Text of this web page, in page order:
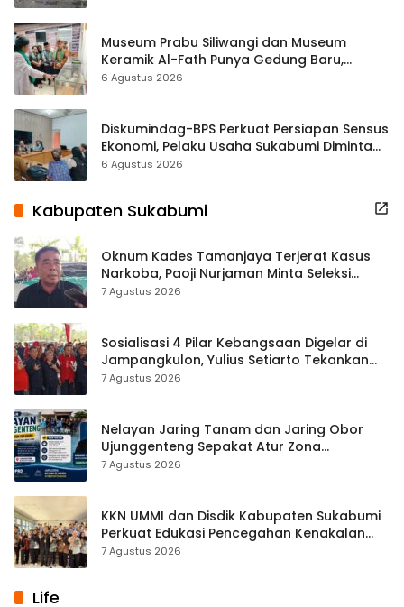
Museum Prabu Siliwangi dan Museum
Keramik Al-Fath Punya Gedung Baru,
Hampir 500 Koleksi Dipisahkan
6 Agustus 2026
Diskumindag-BPS Perkuat Persiapan Sensus
Ekonomi, Pelaku Usaha Sukabumi Diminta
Terbuka Beri Data
6 Agustus 2026
Kabupaten Sukabumi
Oknum Kades Tamanjaya Terjerat Kasus
Narkoba, Paoji Nurjaman Minta Seleksi
Calon Kades Diperketat
7 Agustus 2026
Sosialisasi 4 Pilar Kebangsaan Digelar di
Jampangkulon, Yulius Setiarto Tekankan
Pentingnya Persatuan
7 Agustus 2026
Nelayan Jaring Tanam dan Jaring Obor
Ujunggenteng Sepakat Atur Zona
Penangkapan
7 Agustus 2026
KKN UMMI dan Disdik Kabupaten Sukabumi
Perkuat Edukasi Pencegahan Kenakalan
Remaja di SMPN 2 Tegalbuleud
7 Agustus 2026
Life